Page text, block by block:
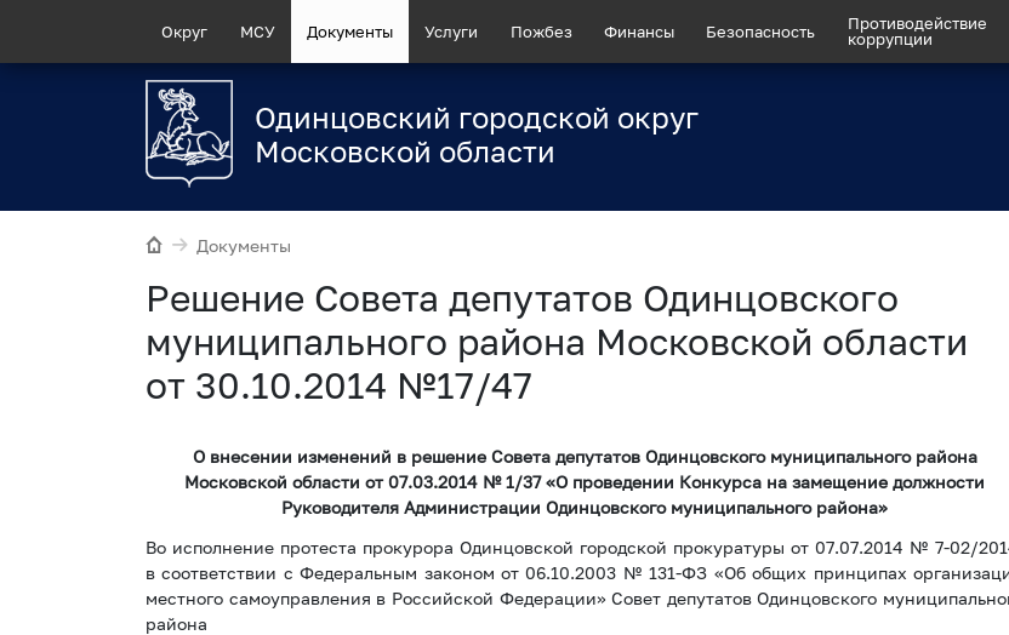
Округ МСУ Документы Услуги Пожбез Финансы Безопасность
Противодействие
коррупции
Одинцовский городской округ
Московской области
Документы
Решение Совета депутатов Одинцовского
муниципального района Московской области
от 30.10.2014 №17/47
О внесении изменений в решение Совета депутатов Одинцовского муниципального района
Московской области от 07.03.2014 № 1/37 «О проведении Конкурса на замещение должности
Руководителя Администрации Одинцовского муниципального района»
Во исполнение протеста прокурора Одинцовской городской прокуратуры от 07.07.2014 № 7-02/
в соответствии с Федеральным законом от 06.10.2003 № 131-ФЗ «Об общих принципах
местного самоуправления в Российской Федерации» Совет депутатов Одинцовского
района